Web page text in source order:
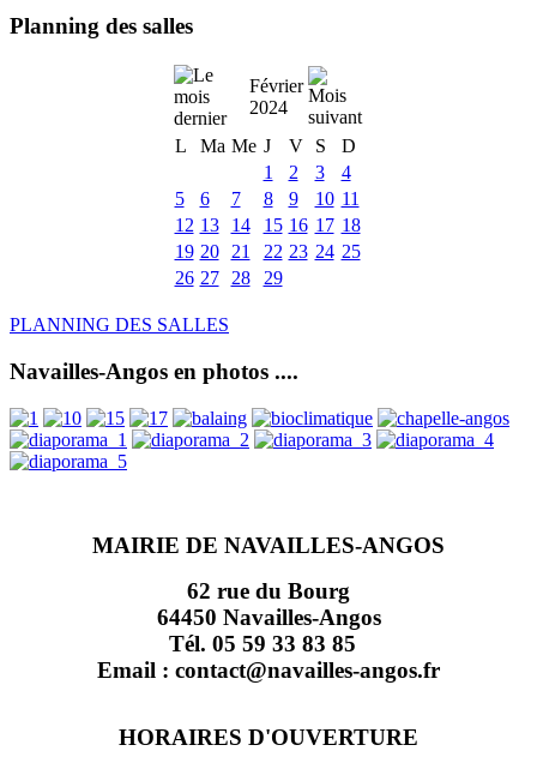
Planning des salles
Février
2024
L
Ma Me J V S
D
1
2 3
4
5
6 7 8 9 10 11
12 13 14 15 16 17 18
19 20 21 22 23 24 25
26 27 28 29
PLANNING DES SALLES
Navailles-Angos en photos ....
MAIRIE DE NAVAILLES-ANGOS
62 rue du Bourg
64450 Navailles-Angos
Tél. 05 59 33 83 85
Email : contact@navailles-angos.fr
HORAIRES D'OUVERTURE